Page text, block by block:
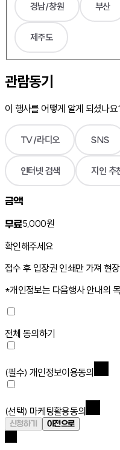
경남/창원 부산
제주도
관람동기
이 행사를 어떻게 알게 되셨나요
TV/라디오 SNS
인터넷 검색 지인 추
금액
무료5,000원
확인해주세요
접수 후 입장권 인쇄만 가져 현
*개인정보는 다음행사 안내의
전체 동의하기
(필수) 개인정보이용동의
(선택) 마케팅활용동의
신청하기 이전으로